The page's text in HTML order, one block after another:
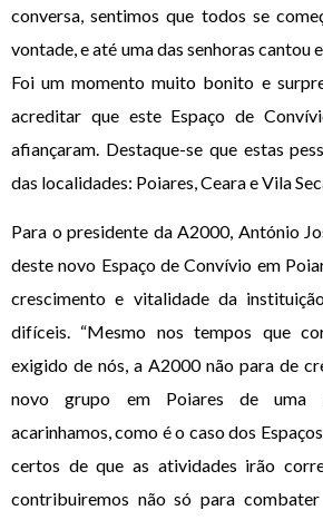
conversa, sentimos que todos se
vontade, e até uma das senhoras cantou
Foi um momento muito bonito e
acreditar que este Espaço de
afiançaram. Destaque-se que estas
das localidades: Poiares, Ceara e Vila
Para o presidente da A2000, António
deste novo Espaço de Convívio em
crescimento e vitalidade da
difíceis. “Mesmo nos tempos que
exigido de nós, a A2000 não para de
novo grupo em Poiares de uma
acarinhamos, como é o caso dos
certos de que as atividades irão
contribuiremos não só para